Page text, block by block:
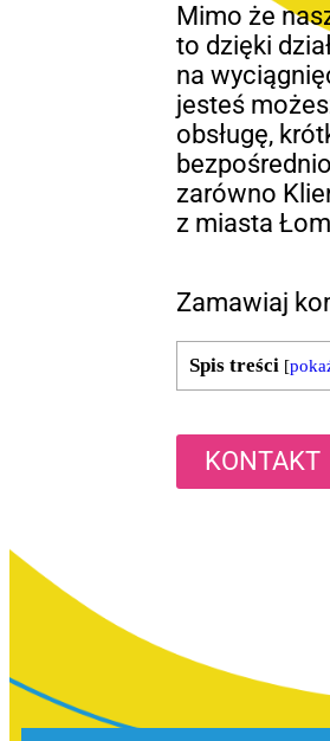
Mimo że
to dzięki
na
jesteś
obsługę,
zarówno
z miasta
Zamawiaj
Spis treści [
KONTAKT